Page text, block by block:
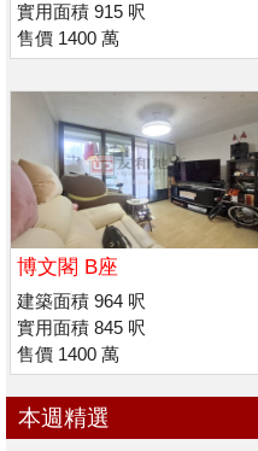
實用面積 915 呎
售價 1400 萬
博文閣 B座
建築面積 964 呎
實用面積 845 呎
售價 1400 萬
本週精選